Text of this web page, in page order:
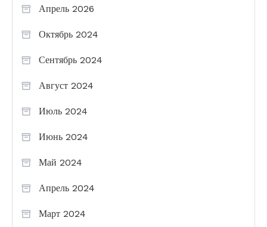
Апрель 2026
Октябрь 2024
Сентябрь 2024
Август 2024
Июль 2024
Июнь 2024
Май 2024
Апрель 2024
Март 2024